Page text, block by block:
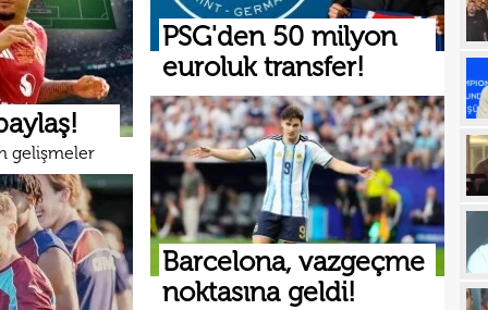
gelişmeler
PSG'den 50 milyon
euroluk transfer!
Barcelona, vazgeçme
noktasına geldi!